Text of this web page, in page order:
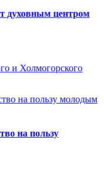
духовным центром
и Холмогорского
на пользу